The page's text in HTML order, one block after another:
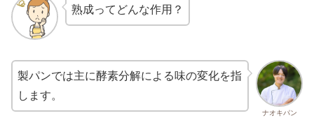
熟成ってどんな作用？
ナオキパン
製パンでは主に酵素分解による味の変化を指
します。